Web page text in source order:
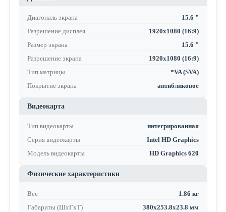
Диагональ экрана
15.6 "
Разрешение дисплея
1920x1080 (16:9)
Размер экрана
15.6 "
Разрешение экрана
1920x1080 (16:9)
Тип матрицы
*VA (SVA)
Покрытие экрана
антибликовое
Видеокарта
Тип видеокарты
интегрированная
Серия видеокарты
Intel HD Graphics
Модель видеокарты
HD Graphics 620
Физические характеристики
Вес
1.86 кг
Габариты (ШхГхТ)
380x253.8x23.8 мм